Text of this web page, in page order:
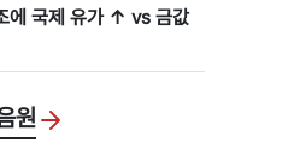
에 국제 유가 ↑ vs 금값
원